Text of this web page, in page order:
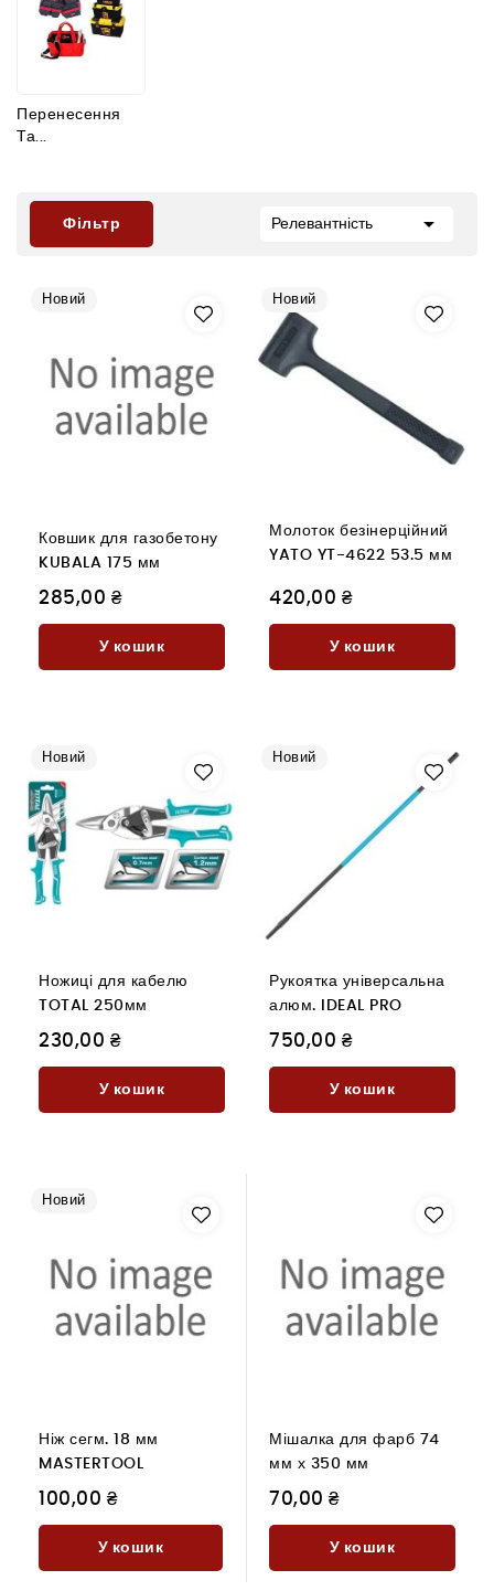
Перенесення
Та...
Фільтр Релевантність 
Новий
Ковшик для газобетону
KUBALA 175 мм
285,00 ₴
У кошик
Новий
Молоток безінерційний
YATO YT-4622 53.5 мм
420,00 ₴
У кошик
Новий
Ножиці для кабелю
TOTAL 250мм
230,00 ₴
У кошик
Новий
Рукоятка універсальна
алюм. IDEAL PRO
750,00 ₴
У кошик
Новий
Ніж сегм. 18 мм
MASTERTOOL
100,00 ₴
У кошик
Мішалка для фарб 74
мм х 350 мм
70,00 ₴
У кошик